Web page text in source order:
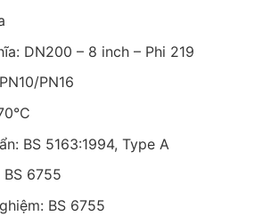
DN200 – 8 inch – Phi 219
PN16
BS 5163:1994, Type A
6755
BS 6755